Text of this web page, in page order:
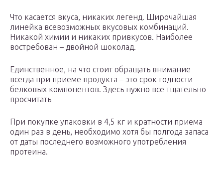
Что касается вкуса, никаких легенд. Широчайшая
линейка всевозможных вкусовых комбинаций.
Никакой химии и никаких привкусов. Наиболее
востребован – двойной шоколад.
Единственное, на что стоит обращать внимание
всегда при приеме продукта – это срок годности
белковых компонентов. Здесь нужно все тщательно
просчитать
При покупке упаковки в 4,5 кг и кратности приема
один раз в день, необходимо хотя бы полгода запаса
от даты последнего возможного употребления
протеина.